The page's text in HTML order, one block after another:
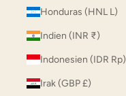
Honduras (HNL L)
Indien (INR ₹)
Indonesien (IDR Rp)
Irak (GBP £)